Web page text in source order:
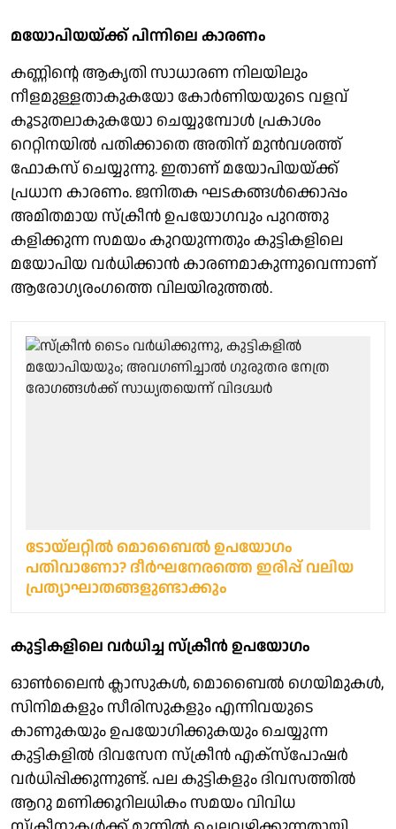
മയോപിയയ്ക്ക് പിന്നിലെ കാരണം
കണ്ണിന്റെ ആകൃതി സാധാരണ നിലയിലും
നീളമുള്ളതാകുകയോ കോർണിയയുടെ വളവ്
കൂടുതലാകുകയോ ചെയ്യുമ്പോൾ പ്രകാശം
റെറ്റിനയിൽ പതിക്കാതെ അതിന് മുൻവശത്ത്
ഫോകസ് ചെയ്യുന്നു. ഇതാണ് മയോപിയയ്ക്ക്
പ്രധാന കാരണം. ജനിതക ഘടകങ്ങൾക്കൊപ്പം
അമിതമായ സ്ക്രീൻ ഉപയോഗവും പുറത്തു
കളിക്കുന്ന സമയം കുറയുന്നതും കുട്ടികളിലെ
മയോപിയ വർധിക്കാൻ കാരണമാകുന്നുവെന്നാണ്
ആരോഗ്യരംഗത്തെ വിലയിരുത്തൽ.
ടോയ്ലറ്റില്‍ മൊബൈല്‍ ഉപയോഗം
പതിവാണോ? ദീര്‍ഘനേരത്തെ ഇരിപ്പ് വലിയ
പ്രത്യാഘാതങ്ങളുണ്ടാക്കും
കുട്ടികളിലെ വർധിച്ച സ്ക്രീൻ ഉപയോഗം
ഓൺലൈൻ ക്ലാസുകൾ, മൊബൈൽ ഗെയിമുകൾ,
സിനിമകളും സീരിസുകളും എന്നിവയുടെ
കാണുകയും ഉപയോഗിക്കുകയും ചെയ്യുന്ന
കുട്ടികളിൽ ദിവസേന സ്ക്രീൻ എക്സ്പോഷർ
വർധിപ്പിക്കുന്നുണ്ട്. പല കുട്ടികളും ദിവസത്തിൽ
ആറു മണിക്കൂറിലധികം സമയം വിവിധ